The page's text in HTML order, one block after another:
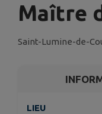
Maître
Saint-Lumine-de-
LIEU